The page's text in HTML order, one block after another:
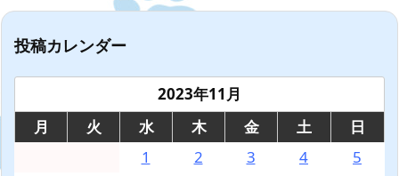
投稿カレンダー
2023年11月
月
火 水 木 金 土
日
1
2 3 4
5